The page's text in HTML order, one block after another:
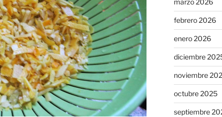
marzo 2026
febrero 2026
enero 2026
diciembre
noviembre
octubre 2025
septiembre